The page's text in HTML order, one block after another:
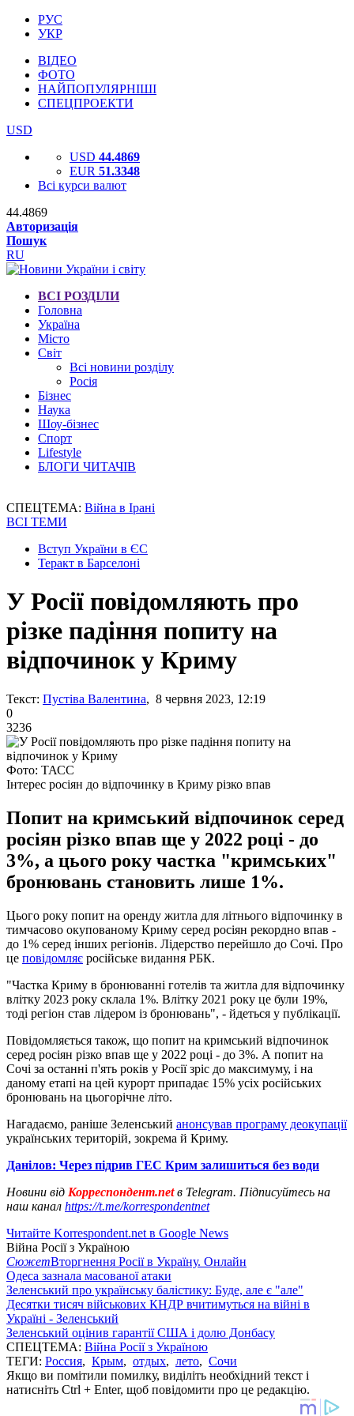
РУС
УКР
ВІДЕО
ФОТО
НАЙПОПУЛЯРНІШІ
СПЕЦПРОЕКТИ
USD
USD 44.4869
EUR 51.3348
Всі курси валют
44.4869
Авторизація
Пошук
RU
ВСІ РОЗДІЛИ
Головна
Україна
Місто
Світ
Всі новини розділу
Росія
Бізнес
Наука
Шоу-бізнес
Спорт
Lifestyle
БЛОГИ ЧИТАЧІВ
СПЕЦТЕМА: Війна в Ірані
ВСІ ТЕМИ
Вступ України в ЄС
Теракт в Барселоні
У Росії повідомляють про
різке падіння попиту на
відпочинок у Криму
Текст: Пустіва Валентина, 8 червня 2023, 12:19
0
3236
Фото: ТАСС
Інтерес росіян до відпочинку в Криму різко впав
Попит на кримський відпочинок серед
росіян різко впав ще у 2022 році - до
3%, а цього року частка "кримських"
бронювань становить лише 1%.
Цього року попит на оренду житла для літнього відпочинку в
тимчасово окупованому Криму серед росіян рекордно впав -
до 1% серед інших регіонів. Лідерство перейшло до Сочі. Про
це повідомляє російське видання РБК.
"Частка Криму в бронюванні готелів та житла для відпочинку
влітку 2023 року склала 1%. Влітку 2021 року це були 19%,
тоді регіон став лідером із бронювань", - йдеться у публікації.
Повідомляється також, що попит на кримський відпочинок
серед росіян різко впав ще у 2022 році - до 3%. А попит на
Сочі за останні п'ять років у Росії зріс до максимуму, і на
даному етапі на цей курорт припадає 15% усіх російських
бронювань на цьогорічне літо.
Нагадаємо, раніше Зеленський анонсував програму деокупації
українських територій, зокрема й Криму.
Данілов: Через підрив ГЕС Крим залишиться без води
Новини від Корреспондент.netв Telegram. Підписуйтесь на
наш канал https://t.me/korrespondentnet
Читайте Korrespondent.net в Google News
Війна Росії з Україною
СюжетВторгнення Росії в Україну. Онлайн
Одеса зазнала масованої атаки
Зеленський про українську балістику: Буде, але є "але"
Десятки тисяч військових КНДР вчитимуться на війні в
Україні - Зеленський
Зеленський оцінив гарантії США і долю Донбасу
СПЕЦТЕМА: Війна Росії з Україною
ТЕГИ: Россия, Крым, отдых, лето, Сочи
Якщо ви помітили помилку, виділіть необхідний текст і
натисніть Ctrl + Enter, щоб повідомити про це редакцію.